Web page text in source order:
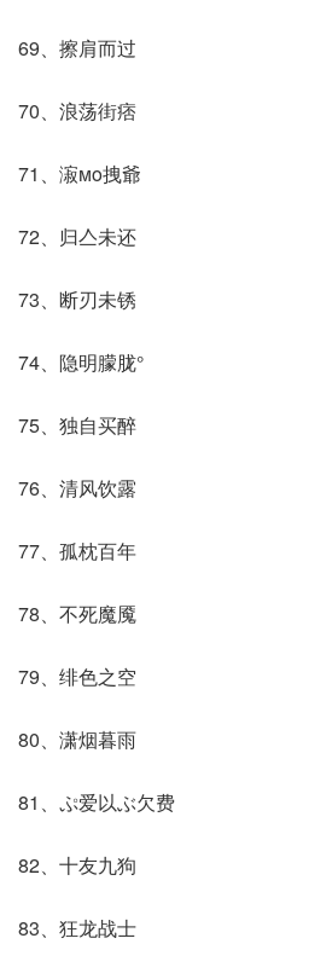
69、擦肩而过
70、浪荡街痞
71、漃мo拽爺
72、归亼未还
73、断刃未锈
74、隐明朦胧°
75、独自买醉
76、清风饮露
77、孤枕百年
78、不死魔魇
79、绯色之空
80、潇烟暮雨
81、ぷ爱以ぶ欠费
82、十友九狗
83、狂龙战士